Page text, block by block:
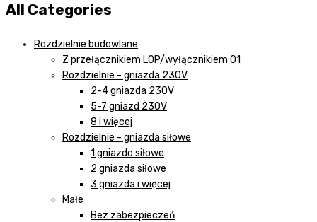
All Categories
Rozdzielnie budowlane
Z przełącznikiem LOP/wyłącznikiem 01
Rozdzielnie - gniazda 230V
2-4 gniazda 230V
5-7 gniazd 230V
8 i więcej
Rozdzielnie - gniazda siłowe
1 gniazdo siłowe
2 gniazda siłowe
3 gniazda i więcej
Małe
Bez zabezpieczeń